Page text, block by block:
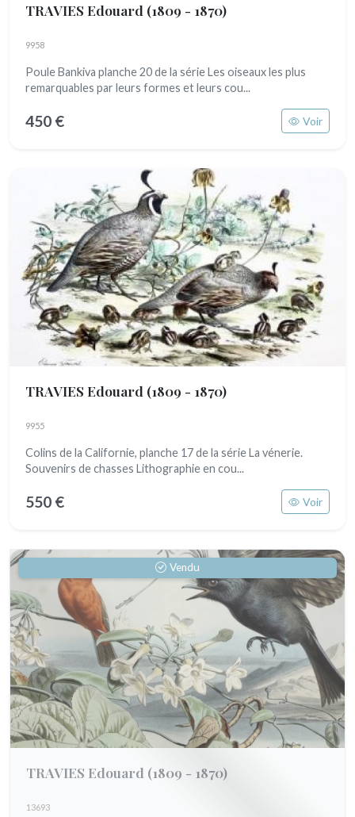
TRAVIES Edouard (1809 - 1870)
9958
Poule Bankiva planche 20 de la série Les oiseaux les plus
remarquables par leurs formes et leurs cou...
450 € Voir
TRAVIES Edouard (1809 - 1870)
9955
Colins de la Californie, planche 17 de la série La vénerie.
Souvenirs de chasses Lithographie en cou...
550 € Voir
Vendu
TRAVIES Edouard (1809 - 1870)
13693